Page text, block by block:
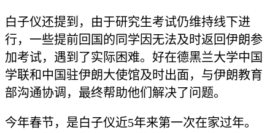
白子仪还提到，由于研究生考试仍维持线下进
行，一些提前回国的同学因无法及时返回伊朗参
加考试，遇到了实际困难。好在德黑兰大学中国
学联和中国驻伊朗大使馆及时出面，与伊朗教育
部沟通协调，最终帮助他们解决了问题。
今年春节，是白子仪近5年来第一次在家过年。